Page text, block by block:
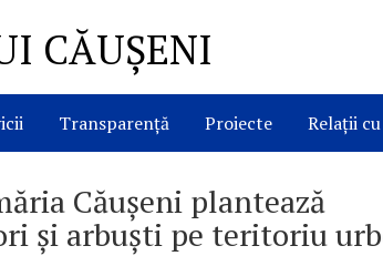
CĂUȘENI
Transparență Proiecte Relații
Căușeni plantează
și arbuști pe teritoriu